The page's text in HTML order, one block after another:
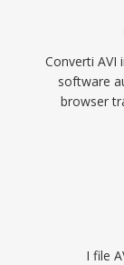
Converti AVI
software
browser
I file